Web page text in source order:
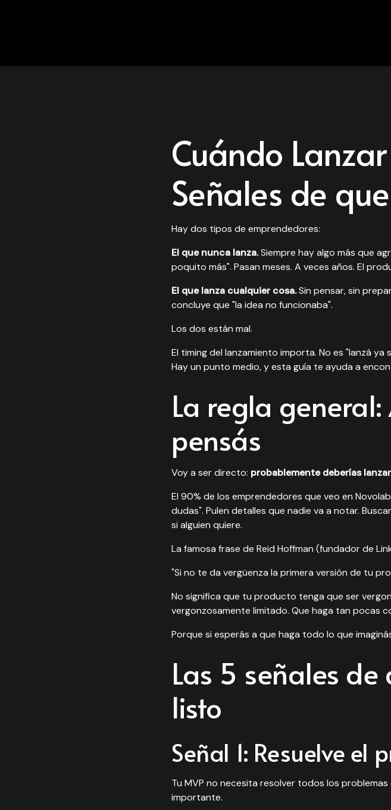
Cuándo
Señales de
Hay dos tipos de emprendedores:
El que nunca lanza.Siempre hay algo más que
poquito más". Pasan meses. A veces años. El
El que lanza cualquier cosa.Sin pensar, sin
concluye que "la idea no funcionaba".
Los dos están mal.
El timing del lanzamiento importa. No es "lanzá
Hay un punto medio, y esta guía te ayuda a
La regla
pensás
Voy a ser directo: probablemente deberías
El 90% de los emprendedores que veo en
dudas". Pulen detalles que nadie va a notar.
si alguien quiere.
La famosa frase de Reid Hoffman (fundador de
"Si no te da vergüenza la primera versión de tu
No significa que tu producto tenga que ser
vergonzosamente limitado. Que haga tan pocas
Porque si esperás a que haga todo lo que
Las 5 señales
listo
Señal 1: Resuelve el
Tu MVP no necesita resolver todos los
importante.